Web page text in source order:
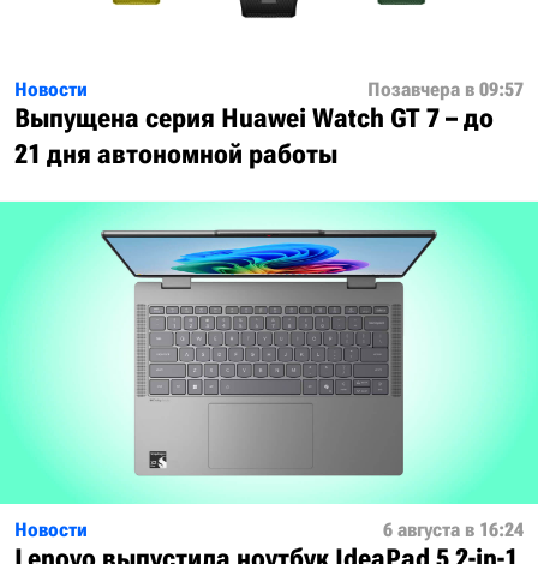
Новости Позавчера в 09:57
Выпущена серия Huawei Watch GT 7 – до
21 дня автономной работы
Новости 6 августа в 16:24